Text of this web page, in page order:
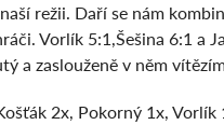
režii. Daří se nám
Vorlík 5:1,Šešina 6:1 a
a zaslouženě v něm
2x, Pokorný 1x, Vorlík